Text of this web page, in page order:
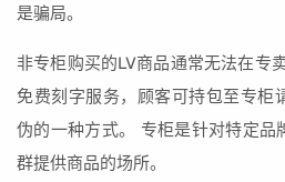
是骗局。
非专柜购买的LV商品通常无法在专
免费刻字服务，顾客可持包至专柜
伪的一种方式。 专柜是针对特定品
群提供商品的场所。